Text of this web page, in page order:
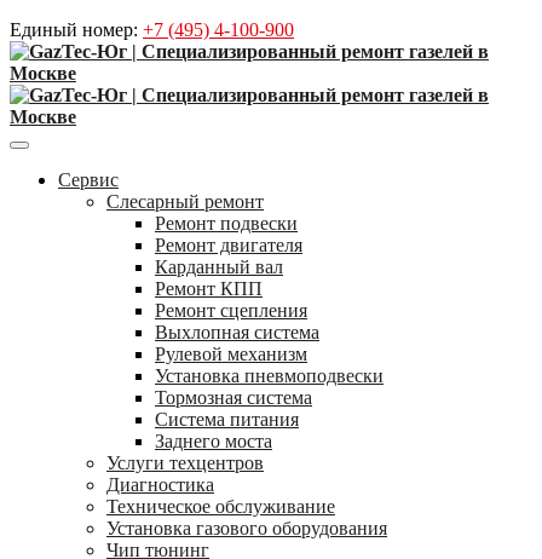
Единый номер: +7 (495) 4-100-900
Сервис
Слесарный ремонт
Ремонт подвески
Ремонт двигателя
Карданный вал
Ремонт КПП
Ремонт сцепления
Выхлопная система
Рулевой механизм
Установка пневмоподвески
Тормозная система
Система питания
Заднего моста
Услуги техцентров
Диагностика
Техническое обслуживание
Установка газового оборудования
Чип тюнинг